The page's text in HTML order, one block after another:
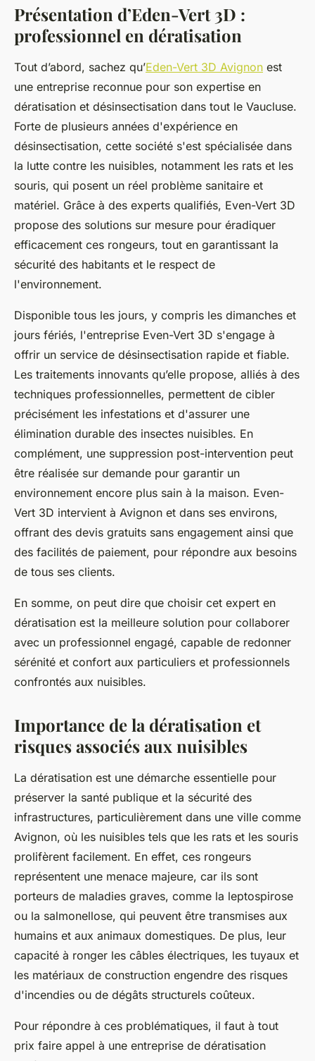
Présentation d’Eden-Vert 3D :
professionnel en dératisation
Tout d’abord, sachez qu’Eden-Vert 3D Avignon est
une entreprise reconnue pour son expertise en
dératisation et désinsectisation dans tout le Vaucluse.
Forte de plusieurs années d'expérience en
désinsectisation, cette société s'est spécialisée dans
la lutte contre les nuisibles, notamment les rats et les
souris, qui posent un réel problème sanitaire et
matériel. Grâce à des experts qualifiés, Even-Vert 3D
propose des solutions sur mesure pour éradiquer
efficacement ces rongeurs, tout en garantissant la
sécurité des habitants et le respect de
l'environnement.
Disponible tous les jours, y compris les dimanches et
jours fériés, l'entreprise Even-Vert 3D s'engage à
offrir un service de désinsectisation rapide et fiable.
Les traitements innovants qu’elle propose, alliés à des
techniques professionnelles, permettent de cibler
précisément les infestations et d'assurer une
élimination durable des insectes nuisibles. En
complément, une suppression post-intervention peut
être réalisée sur demande pour garantir un
environnement encore plus sain à la maison. Even-
Vert 3D intervient à Avignon et dans ses environs,
offrant des devis gratuits sans engagement ainsi que
des facilités de paiement, pour répondre aux besoins
de tous ses clients.
En somme, on peut dire que choisir cet expert en
dératisation est la meilleure solution pour collaborer
avec un professionnel engagé, capable de redonner
sérénité et confort aux particuliers et professionnels
confrontés aux nuisibles.
Importance de la dératisation et
risques associés aux nuisibles
La dératisation est une démarche essentielle pour
préserver la santé publique et la sécurité des
infrastructures, particulièrement dans une ville comme
Avignon, où les nuisibles tels que les rats et les souris
prolifèrent facilement. En effet, ces rongeurs
représentent une menace majeure, car ils sont
porteurs de maladies graves, comme la leptospirose
ou la salmonellose, qui peuvent être transmises aux
humains et aux animaux domestiques. De plus, leur
capacité à ronger les câbles électriques, les tuyaux et
les matériaux de construction engendre des risques
d'incendies ou de dégâts structurels coûteux.
Pour répondre à ces problématiques, il faut à tout
prix faire appel à une entreprise de dératisation